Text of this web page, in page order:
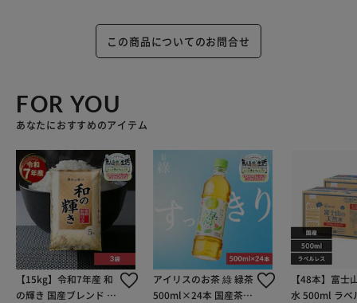
この商品についてのお問合せ
FOR YOU
あなたにおすすめのアイテム
【15kg】令和7年産 和
の輝き 国産ブレンド 5
アイリスのお茶 綠 緑茶
500ml×24本 国産茶葉
【48本】富士
水 500ml ラベ